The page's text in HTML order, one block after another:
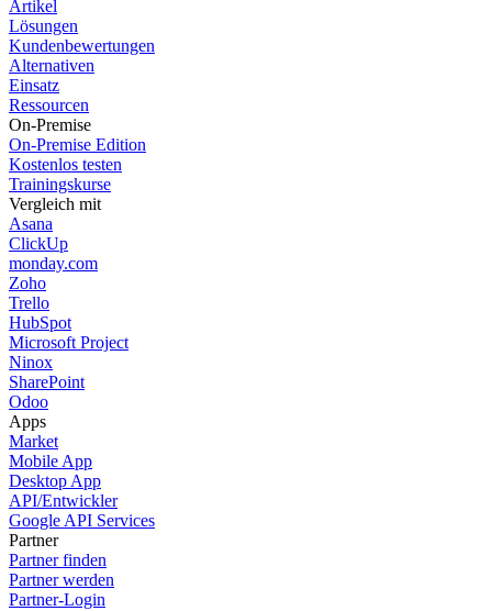
Artikel
Lösungen
Kundenbewertungen
Alternativen
Einsatz
Ressourcen
On-Premise
On-Premise Edition
Kostenlos testen
Trainingskurse
Vergleich mit
Asana
ClickUp
monday.com
Zoho
Trello
HubSpot
Microsoft Project
Ninox
SharePoint
Odoo
Apps
Market
Mobile App
Desktop App
API/Entwickler
Google API Services
Partner
Partner finden
Partner werden
Partner-Login